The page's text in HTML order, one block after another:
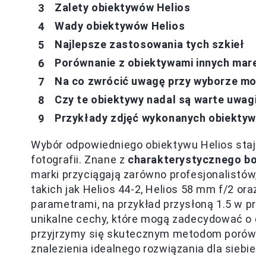
Zalety obiektywów Helios
Wady obiektywów Helios
Najlepsze zastosowania tych szkieł
Porównanie z obiektywami innych
Na co zwrócić uwagę przy wyborze
Czy te obiektywy nadal są warte
Przykłady zdjęć wykonanych
Wybór odpowiedniego obiektywu Helios
fotografii. Znane z charakterystycznego
marki przyciągają zarówno
takich jak Helios 44-2, Helios 58 mm f/2
parametrami, na przykład przysłoną 1.5 w
unikalne cechy, które mogą zadecydować
przyjrzymy się skutecznym metodom
znalezienia idealnego rozwiązania dla